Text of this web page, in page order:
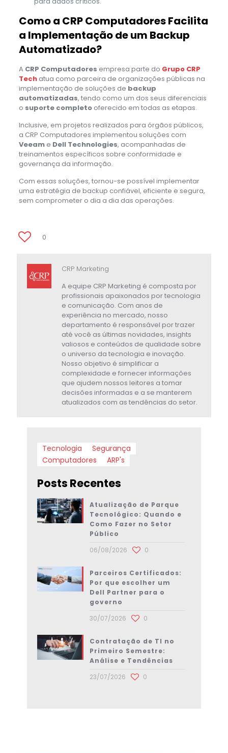
Como a CRP Computadores Facilita
a Implementação de um Backup
Automatizado?
A CRP Computadores empresa parte do Grupo CRP
Techatua como parceira de organizações públicas na
implementação de soluções de backup
automatizadas, tendo como um dos seus diferenciais
o suporte completo oferecido em todas as etapas.
Inclusive, em projetos realizados para órgãos públicos,
a CRP Computadores implementou soluções com
Veeame Dell Technologies, acompanhadas de
treinamentos específicos sobre conformidade e
governança da informação.
Com essas soluções, tornou-se possível implementar
uma estratégia de backup confiável, eficiente e segura,
sem comprometer o dia a dia das operações.
0
CRP Marketing
A equipe CRP Marketing é composta por
profissionais apaixonados por tecnologia
e comunicação. Com anos de
experiência no mercado, nosso
departamento é responsável por trazer
até você as últimas novidades, insights
valiosos e conteúdos de qualidade sobre
o universo da tecnologia e inovação.
Nosso objetivo é simplificar a
complexidade e fornecer informações
que ajudem nossos leitores a tomar
decisões informadas e a se manterem
atualizados com as tendências do setor.
Tecnologia
Segurança
Computadores
ARP's
Posts Recentes
Atualização de Parque
Tecnológico: Quando e
Como Fazer no Setor
Público
06/08/2026
0
Parceiros Certificados:
Por que escolher um
Dell Partner para o
governo
30/07/2026
0
Contratação de TI no
Primeiro Semestre:
Análise e Tendências
23/07/2026
0